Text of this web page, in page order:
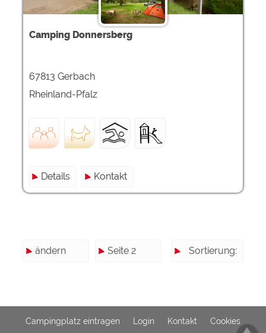
Camping Donnersberg
67813 Gerbach
Rheinland-Pfalz
Details Kontakt
ändern Seite 2 Sortierung:
Campingplatz eintragen Login Kontakt
Cookies